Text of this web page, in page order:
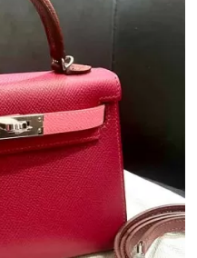
を申し込む
ットをお届けします